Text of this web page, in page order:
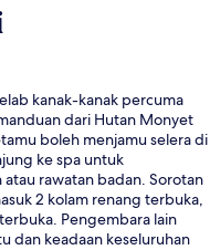
kanak-kanak percuma
dari Hutan Monyet
boleh menjamu selera di
ke spa untuk
rawatan badan. Sorotan
2 kolam renang terbuka,
Pengembara lain
dan keadaan keseluruhan